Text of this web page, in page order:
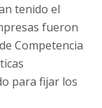
tenido el
fueron
Competencia
para fijar los